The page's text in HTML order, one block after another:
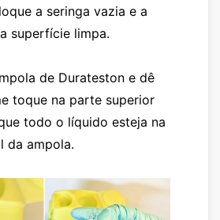
a seringa vazia e a
superfície limpa.
de Durateston e dê
toque na parte superior
todo o líquido esteja na
da ampola.